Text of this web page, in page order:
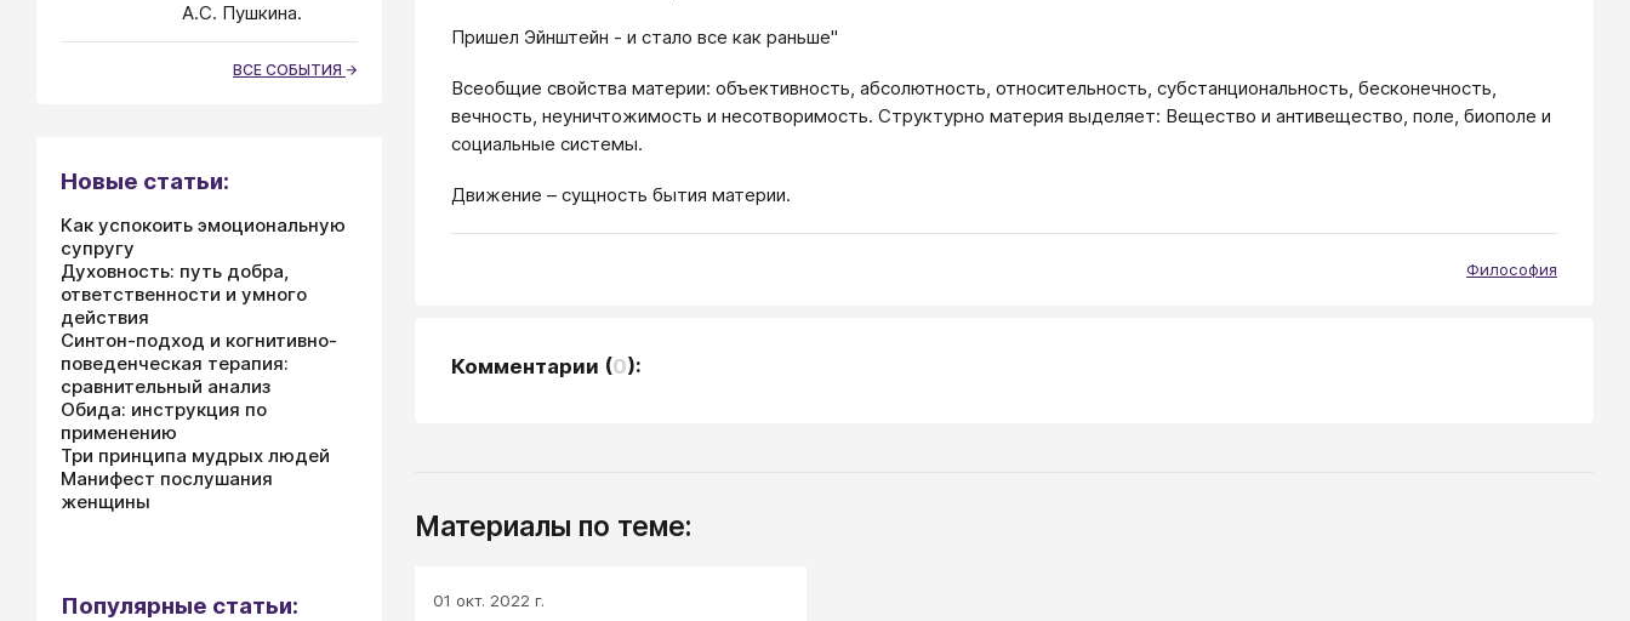
Пришел Эйнштейн - и стало все как раньше''
Всеобщие свойства материи: объективность, абсолютность, относительность, субстанциональность, бесконечность,
вечность, неуничтожимость и несотворимость. Структурно материя выделяет: Вещество и антивещество, поле, биополе и
социальные системы.
Движение – сущность бытия материи.
Философия
Комментарии (0):
Материалы по теме:
01 окт. 2022 г.
А.С. Пушкина.
ВСЕ СОБЫТИЯ
Новые статьи:
Как успокоить эмоциональную
супругу
Духовность: путь добра,
ответственности и умного
действия
Синтон-подход и когнитивно-
поведенческая терапия:
сравнительный анализ
Обида: инструкция по
применению
Три принципа мудрых людей
Манифест послушания
женщины
Популярные статьи: